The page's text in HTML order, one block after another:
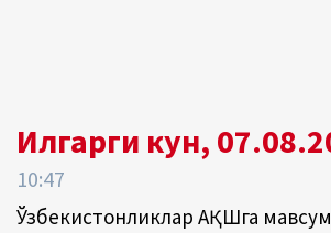
Илгарги кун,
10:47
Ўзбекистонликлар АҚШга